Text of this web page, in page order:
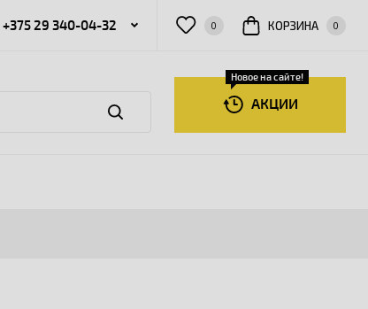
+375 29 340-04-32 0 КОРЗИНА 0
АКЦИИ
Новое на сайте!